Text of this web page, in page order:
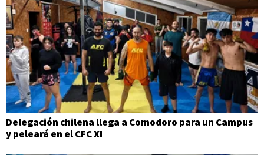
Delegación chilena llega a Comodoro para un Campus
y peleará en el CFC XI